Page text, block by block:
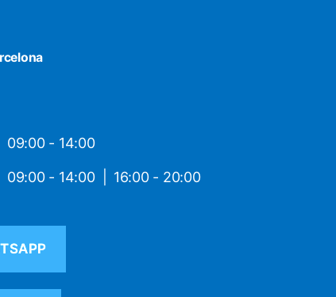
09:00 - 14:00
09:00 - 14:00 16:00 - 20:00